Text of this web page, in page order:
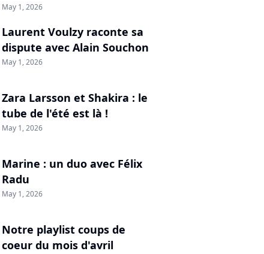
May 1, 2026
Laurent Voulzy raconte sa
dispute avec Alain Souchon
May 1, 2026
Zara Larsson et Shakira : le
tube de l'été est là !
May 1, 2026
Marine : un duo avec Félix
Radu
May 1, 2026
Notre playlist coups de
coeur du mois d'avril